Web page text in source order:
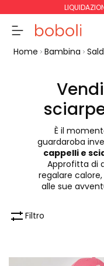
Totale parziale
Totale
Continua
Home Bambina
È il
guardaroba
cappelli e
Approfitta di
regalare
alle sue
Filtro